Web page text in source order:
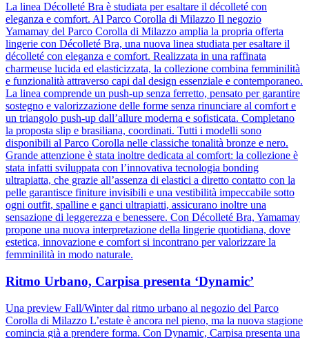
La linea Décolleté Bra è studiata per esaltare il décolleté con
eleganza e comfort. Al Parco Corolla di Milazzo Il negozio
Yamamay del Parco Corolla di Milazzo amplia la propria offerta
lingerie con Décolleté Bra, una nuova linea studiata per esaltare il
décolleté con eleganza e comfort. Realizzata in una raffinata
charmeuse lucida ed elasticizzata, la collezione combina femminilità
e funzionalità attraverso capi dal design essenziale e contemporaneo.
La linea comprende un push-up senza ferretto, pensato per garantire
sostegno e valorizzazione delle forme senza rinunciare al comfort e
un triangolo push-up dall’allure moderna e sofisticata. Completano
la proposta slip e brasiliana, coordinati. Tutti i modelli sono
disponibili al Parco Corolla nelle classiche tonalità bronze e nero.
Grande attenzione è stata inoltre dedicata al comfort: la collezione è
stata infatti sviluppata con l’innovativa tecnologia bonding
ultrapiatta, che grazie all’assenza di elastici a diretto contatto con la
pelle garantisce finiture invisibili e una vestibilità impeccabile sotto
ogni outfit, spalline e ganci ultrapiatti, assicurano inoltre una
sensazione di leggerezza e benessere. Con Décolleté Bra, Yamamay
propone una nuova interpretazione della lingerie quotidiana, dove
estetica, innovazione e comfort si incontrano per valorizzare la
femminilità in modo naturale.
Ritmo Urbano, Carpisa presenta ‘Dynamic’
Una preview Fall/Winter dal ritmo urbano al negozio del Parco
Corolla di Milazzo L’estate è ancora nel pieno, ma la nuova stagione
comincia già a prendere forma. Con Dynamic, Carpisa presenta una